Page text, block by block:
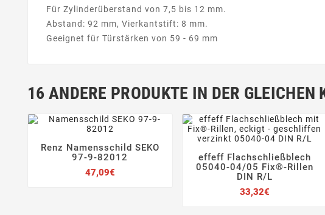
Für Zylinderüberstand von 7,5 bis 12 mm.
Abstand: 92 mm, Vierkantstift: 8 mm.
Geeignet für Türstärken von 59 - 69 mm
16 ANDERE PRODUKTE IN DER GLEICHEN
 
Renz Namensschild SEKO
97-9-82012
47,09€Preis    
effeff Flachschließblech
05040-04/05 Fix®-Rillen
DIN R/L
33,32€Preis